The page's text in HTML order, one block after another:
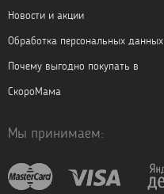
Новости и акции
Обработка персональных данных
Почему выгодно покупать в
СкороМама
Мы принимаем: